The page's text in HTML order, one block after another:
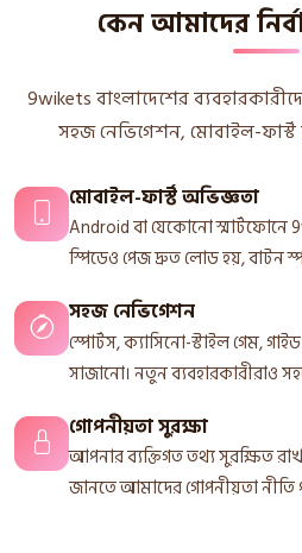
কেন আমাদের
9wikets বাংলাদেশের
সহজ নেভিগেশন, মোবাইল-ফার্স্ট
মোবাইল-ফার্স্ট অভিজ্ঞতা
Android বা যেকোনো
স্পিডেও পেজ দ্রুত লোড হয়, বাটন
সহজ নেভিগেশন
স্পোর্টস, ক্যাসিনো-স্টাইল গেম,
সাজানো। নতুন ব্যবহারকারীরাও
গোপনীয়তা সুরক্ষা
আপনার ব্যক্তিগত তথ্য সুরক্ষিত
জানতে আমাদের গোপনীয়তা নীতি